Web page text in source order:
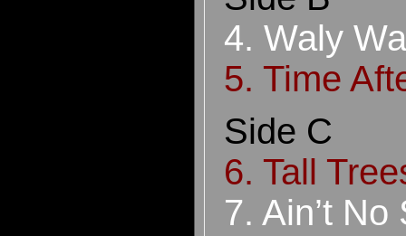
4. Waly
5. Time
Side C
6. Tall
7. Ain’t